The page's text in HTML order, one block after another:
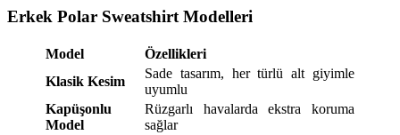
Erkek Polar Sweatshirt Modelleri
Model
Özellikleri
Klasik Kesim
Sade tasarım, her türlü alt giyimle
uyumlu
Kapüşonlu
Model
Rüzgarlı havalarda ekstra koruma
sağlar